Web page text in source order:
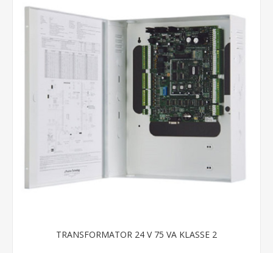
TRANSFORMATOR 24 V 75 VA KLASSE 2